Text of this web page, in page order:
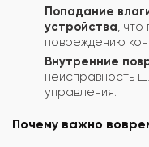
Попадание
устройства ,
повреждению
Внутренние
неисправность
управления.
Почему важно